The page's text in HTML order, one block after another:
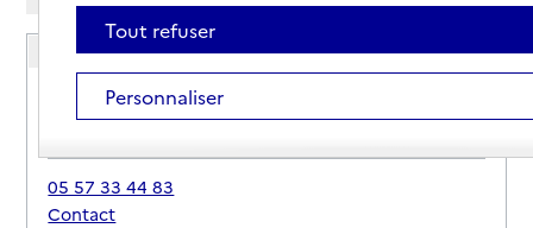
EHPAD Paul Ardouin
Adresse
25 chemin départemental 135
33390-Blaye
05 57 33 44 83
Contact
Tout refuser
Personnaliser